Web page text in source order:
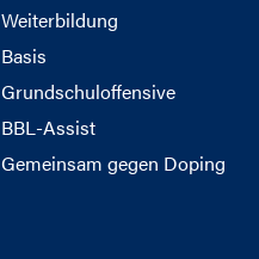
Weiterbildung
Basis
Grundschuloffensive
BBL-Assist
Gemeinsam gegen Doping